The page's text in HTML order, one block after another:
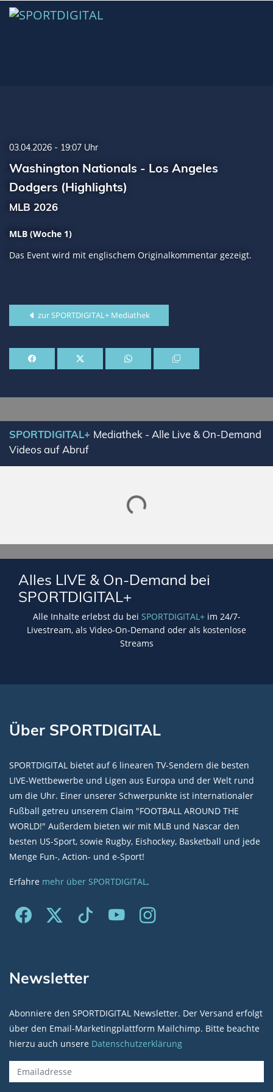
03.04.2026 - 19:07 Uhr
Washington Nationals - Los Angeles
Dodgers (Highlights)
MLB 2026
MLB (Woche 1)
Das Event wird mit englischem Originalkommentar gezeigt.
zur SPORTDIGITAL+ Mediathek
SPORTDIGITAL+ Mediathek - Alle Live & On-Demand
Videos auf Abruf
Lade SPORTDIGITAL+ Mediathek
Alles LIVE & On-Demand bei
SPORTDIGITAL+
Alle Inhalte erlebst du bei SPORTDIGITAL+im 24/7-
Livestream, als Video-On-Demand oder als kostenlose
Streams
Über SPORTDIGITAL
SPORTDIGITAL bietet auf 6 linearen TV-Sendern die besten
LIVE-Wettbewerbe und Ligen aus Europa und der Welt rund
um die Uhr. Einer unserer Schwerpunkte ist internationaler
Fußball getreu unserem Claim "FOOTBALL AROUND THE
WORLD!" Außerdem bieten wir mit MLB und Nascar den
besten US-Sport, sowie Rugby, Eishockey, Basketball und jede
Menge Fun-, Action- und e-Sport!
Erfahre mehr über SPORTDIGITAL.
Newsletter
Abonniere den SPORTDIGITAL Newsletter. Der Versand erfolgt
über den Email-Marketingplattform Mailchimp. Bitte beachte
hierzu auch unsere Datenschutzerklärung